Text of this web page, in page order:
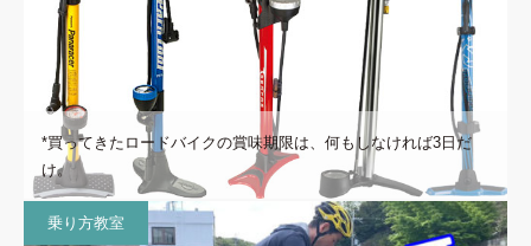
*買ってきたロードバイクの賞味期限は、何もしなければ3日だ
け。
乗り方教室